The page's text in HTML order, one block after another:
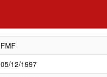
FMF
05/12/1997